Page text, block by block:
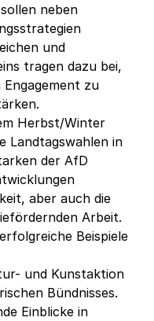
neben
und
tragen dazu bei,
Engagement zu
Herbst/Winter
Landtagswahlen in
der AfD
aber auch die
Arbeit.
Beispiele
und Kunstaktion
Bündnisses.
Einblicke in